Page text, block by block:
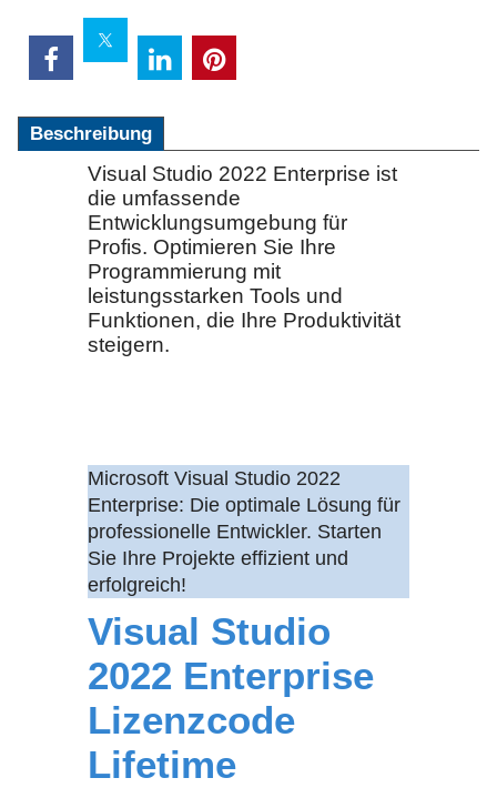
Beschreibung
Visual Studio 2022 Enterprise ist
die umfassende
Entwicklungsumgebung für
Profis. Optimieren Sie Ihre
Programmierung mit
leistungsstarken Tools und
Funktionen, die Ihre Produktivität
steigern.
Microsoft Visual Studio 2022
Enterprise: Die optimale Lösung für
professionelle Entwickler. Starten
Sie Ihre Projekte effizient und
erfolgreich!
Visual Studio
2022 Enterprise
Lizenzcode
Lifetime